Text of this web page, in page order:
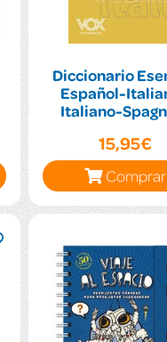
Diccionario
Español-
Italiano-
15,95€
Comprar